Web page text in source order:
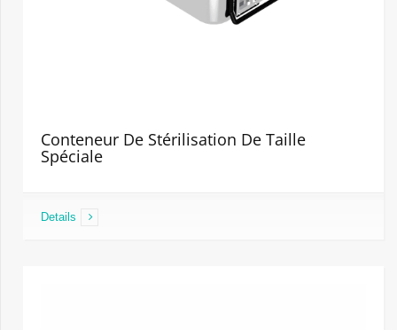
Conteneur De Stérilisation De Taille
Spéciale
Details